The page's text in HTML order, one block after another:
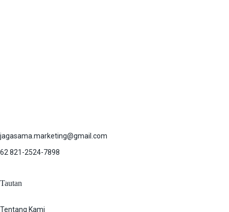
jagasama.marketing@gmail.com
62 821-2524-7898
Tautan
Tentang Kami